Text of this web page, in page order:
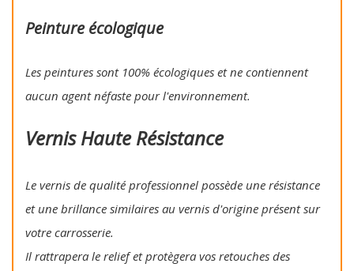
Peinture écologique
Les peintures sont 100% écologiques et ne contiennent
aucun agent néfaste pour l'environnement.
Vernis Haute Résistance
Le vernis de qualité professionnel possède une résistance
et une brillance similaires au vernis d'origine présent sur
votre carrosserie.
Il rattrapera le relief et protègera vos retouches des